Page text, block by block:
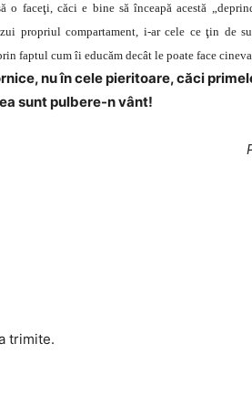
faceţi, căci e bine să înceapă acestă
propriul compartament, i-ar cele ce ţin de
faptul cum îi educăm decât le poate face
nu în cele pieritoare, căci
sunt pulbere-n vânt!
trimite.